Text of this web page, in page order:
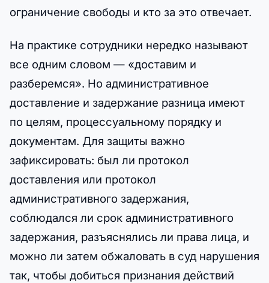
ограничение свободы и кто за это отвечает.
На практике сотрудники нередко называют
все одним словом — «доставим и
разберемся». Но административное
доставление и задержание разница имеют
по целям, процессуальному порядку и
документам. Для защиты важно
зафиксировать: был ли протокол
доставления или протокол
административного задержания,
соблюдался ли срок административного
задержания, разъяснялись ли права лица, и
можно ли затем обжаловать в суд нарушения
так, чтобы добиться признания действий